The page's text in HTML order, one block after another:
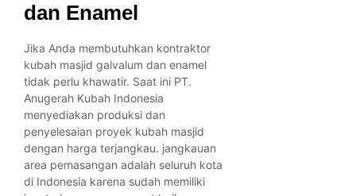
dan Enamel
Jika Anda membutuhkan kontraktor
kubah masjid galvalum dan enamel
tidak perlu khawatir. Saat ini PT.
Anugerah Kubah Indonesia
menyediakan produksi dan
penyelesaian proyek kubah masjid
dengan harga terjangkau. jangkauan
area pemasangan adalah seluruh kota
di Indonesia karena sudah memiliki